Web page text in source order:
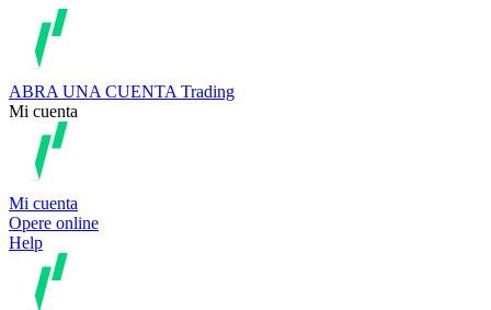
ABRA UNA CUENTA Trading
Mi cuenta
Mi cuenta
Opere online
Help